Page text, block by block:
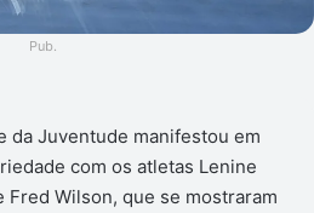
Pub.
da Juventude manifestou em
com os atletas Lenine
Fred Wilson, que se mostraram